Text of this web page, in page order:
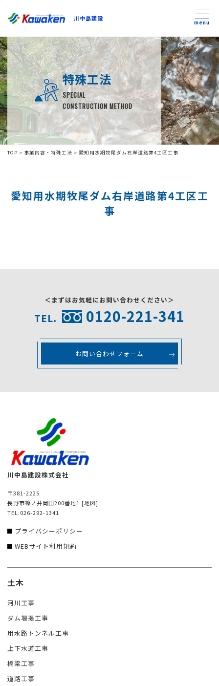
川中島建設
川中島建設
トップ
トピックス
事業内容
私たちについて
コンテンツ
menu
特殊工法
SPECIAL
CONSTRUCTION METHOD
TOP > 事業内容・特殊工法 > 愛知用水期牧尾ダム右岸道路第4工区工事
愛知用水期牧尾ダム右岸道路第4工区工
事
＜まずはお気軽にお問い合わせください＞
TEL. 0120-221-341
お問い合わせフォーム
川中島建設株式会社
〒381-2225
長野市篠ノ井岡田200番地1 [地図]
TEL.026-292-1341
プライバシーポリシー
WEBサイト利用規約
土木
河川工事
ダム堰提工事
用水路トンネル工事
上下水道工事
橋梁工事
道路工事